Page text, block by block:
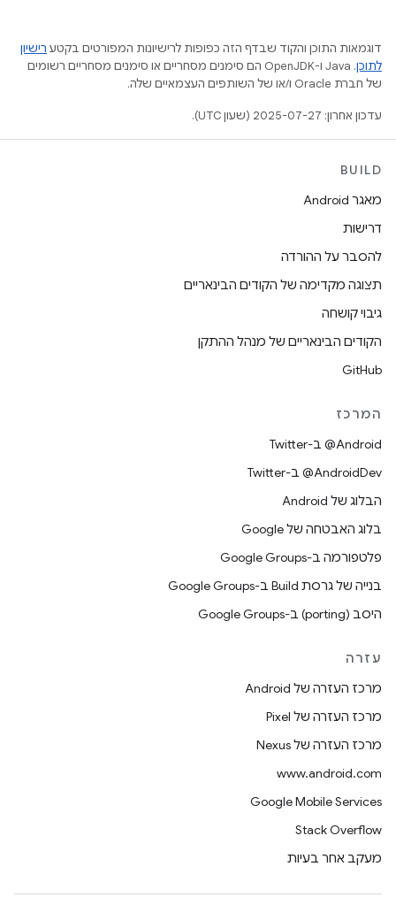
דוגמאות התוכן והקוד שבדף הזה כפופות לרישיונות המפורטים בקטע רישיון
לתוכן
.‏ Java ו-OpenJDK הם סימנים מסחריים או סימנים מסחריים רשומים
של חברת Oracle ו/או של השותפים העצמאיים שלה.
עדכון אחרון: 2025-07-27 (שעון UTC).
BUILD
מאגר Android
דרישות
להסבר על ההורדה
תצוגה מקדימה של הקודים הבינאריים
גיבוי קושחה
הקודים הבינאריים של מנהל ההתקן
GitHub
המרכז
‎@Android ב-Twitter
‎@AndroidDev ב-Twitter
הבלוג של Android
בלוג האבטחה של Google
פלטפורמה ב-Google Groups
בנייה של גרסת Build ב-Google Groups
היסב (porting) ב-Google Groups
עזרה
מרכז העזרה של Android
מרכז העזרה של Pixel
מרכז העזרה של Nexus
www.android.com
Google Mobile Services
Stack Overflow
מעקב אחר בעיות